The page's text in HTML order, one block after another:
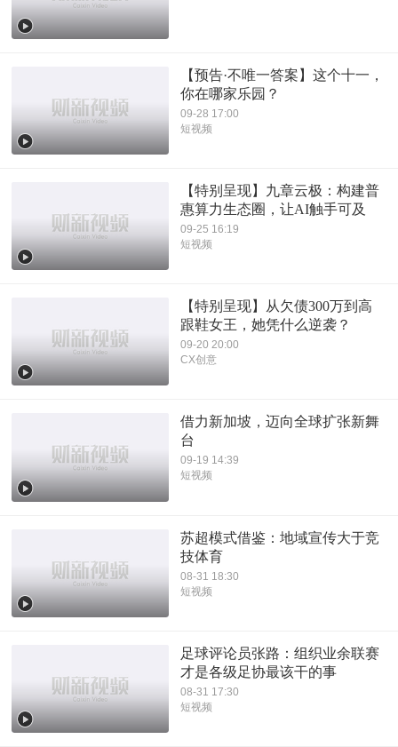
【预告·不唯一答案】这个十一，
你在哪家乐园？
09-28 17:00
短视频
【特别呈现】九章云极：构建普
惠算力生态圈，让AI触手可及
09-25 16:19
短视频
【特别呈现】从欠债300万到高
跟鞋女王，她凭什么逆袭？
09-20 20:00
CX创意
借力新加坡，迈向全球扩张新舞
台
09-19 14:39
短视频
苏超模式借鉴：地域宣传大于竞
技体育
08-31 18:30
短视频
足球评论员张路：组织业余联赛
才是各级足协最该干的事
08-31 17:30
短视频